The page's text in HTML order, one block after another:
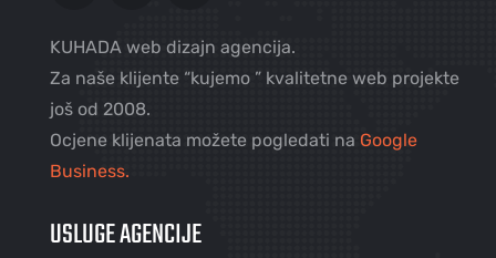
KUHADA web dizajn agencija.
Za naše klijente “kujemo ” kvalitetne web projekte
još od 2008.
Ocjene klijenata možete pogledati na Google
Business.
USLUGE AGENCIJE